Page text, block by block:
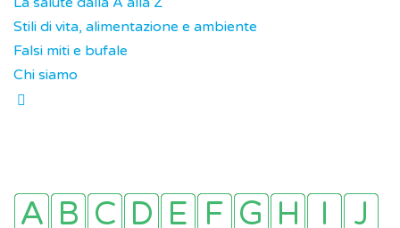
Stili di vita, alimentazione e ambiente
Falsi miti e bufale
Chi siamo